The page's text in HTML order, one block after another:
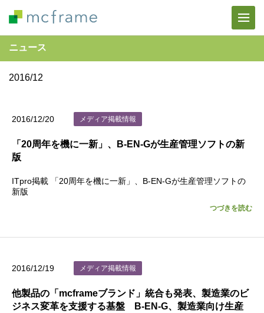
ニュース
2016/12
2016/12/20 メディア掲載情報
「20周年を機に一新」、B-EN-Gが生産管理ソフトの新
版
ITpro掲載 「20周年を機に一新」、B-EN-Gが生産管理ソフトの
新版
つづきを読む
2016/12/19 メディア掲載情報
他製品の「mcframeブランド」統合も発表、製造業のビ
ジネス変革を支援する基盤 B-EN-G、製造業向け生産